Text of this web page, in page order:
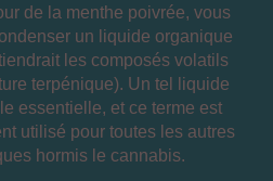
de la menthe poivrée, vous
un liquide organique
les composés volatils
terpénique). Un tel liquide
essentielle, et ce terme est
utilisé pour toutes les autres
hormis le cannabis.